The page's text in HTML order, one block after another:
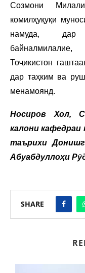
Созмони
комилҳуқуқи
намуда, дар
Тоҷикистон
дар таҳким ва
менамоянд.
Носиров Хол,
калони
таърихи
Абуабдуллоҳи
SHARE